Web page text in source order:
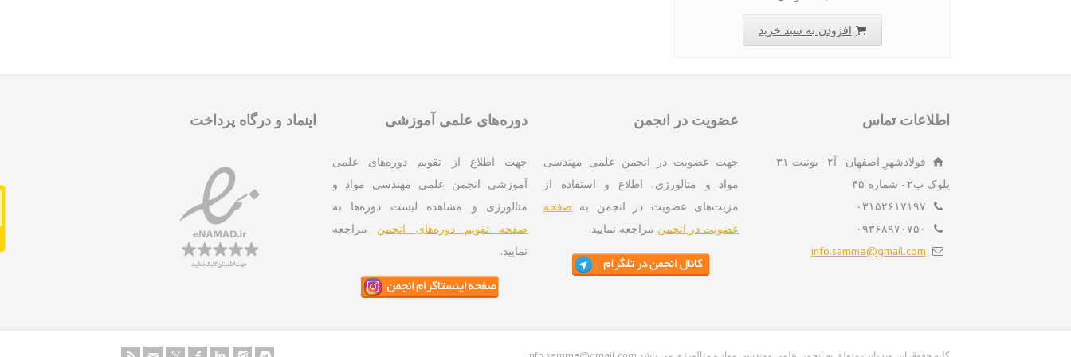
افزودن به سبد خرید
اطلاعات تماس
فولادشهرِ اصفهان - آ۲ - یونیت ۳۱-
بلوک ب۲ - شماره ۴۵
۰۳۱۵۲۶۱۷۱۹۷
۰۹۳۶۸۹۷۰۷۵۰
info.samme@gmail.com
عضویت در انجمن
جهت عضویت در انجمن علمی مهندسی
مواد و متالورژی، اطلاع و استفاده از
مزیت‌های عضویت در انجمن به صفحه
عضویت در انجمن مراجعه نمایید.
دوره‌های علمی آموزشی
جهت اطلاع از تقویم دوره‌های علمی
آموزشی انجمن علمی مهندسی مواد و
متالورژی و مشاهده لیست دوره‌ها به
صفحه تقویم دوره‌های انجمن مراجعه
نمایید.
اینماد و درگاه پرداخت